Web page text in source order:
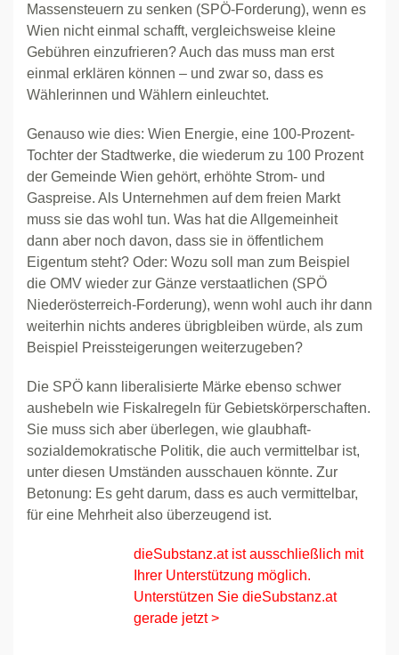
Massensteuern zu senken (SPÖ-Forderung), wenn es
Wien nicht einmal schafft, vergleichsweise kleine
Gebühren einzufrieren? Auch das muss man erst
einmal erklären können – und zwar so, dass es
Wählerinnen und Wählern einleuchtet.
Genauso wie dies: Wien Energie, eine 100-Prozent-
Tochter der Stadtwerke, die wiederum zu 100 Prozent
der Gemeinde Wien gehört, erhöhte Strom- und
Gaspreise. Als Unternehmen auf dem freien Markt
muss sie das wohl tun. Was hat die Allgemeinheit
dann aber noch davon, dass sie in öffentlichem
Eigentum steht? Oder: Wozu soll man zum Beispiel
die OMV wieder zur Gänze verstaatlichen (SPÖ
Niederösterreich-Forderung), wenn wohl auch ihr dann
weiterhin nichts anderes übrigbleiben würde, als zum
Beispiel Preissteigerungen weiterzugeben?
Die SPÖ kann liberalisierte Märke ebenso schwer
aushebeln wie Fiskalregeln für Gebietskörperschaften.
Sie muss sich aber überlegen, wie glaubhaft-
sozialdemokratische Politik, die auch vermittelbar ist,
unter diesen Umständen ausschauen könnte. Zur
Betonung: Es geht darum, dass es auch vermittelbar,
für eine Mehrheit also überzeugend ist.
dieSubstanz.at ist ausschließlich mit
Ihrer Unterstützung möglich.
Unterstützen Sie dieSubstanz.at
gerade jetzt >